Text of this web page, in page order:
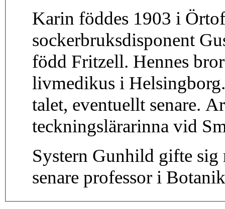
Karin föddes 1903 i
sockerbruksdisponent
född Fritzell. Hennes
livmedikus i
talet, eventuellt senare.
teckningslärarinna vid
Systern Gunhild gifte
senare professor i